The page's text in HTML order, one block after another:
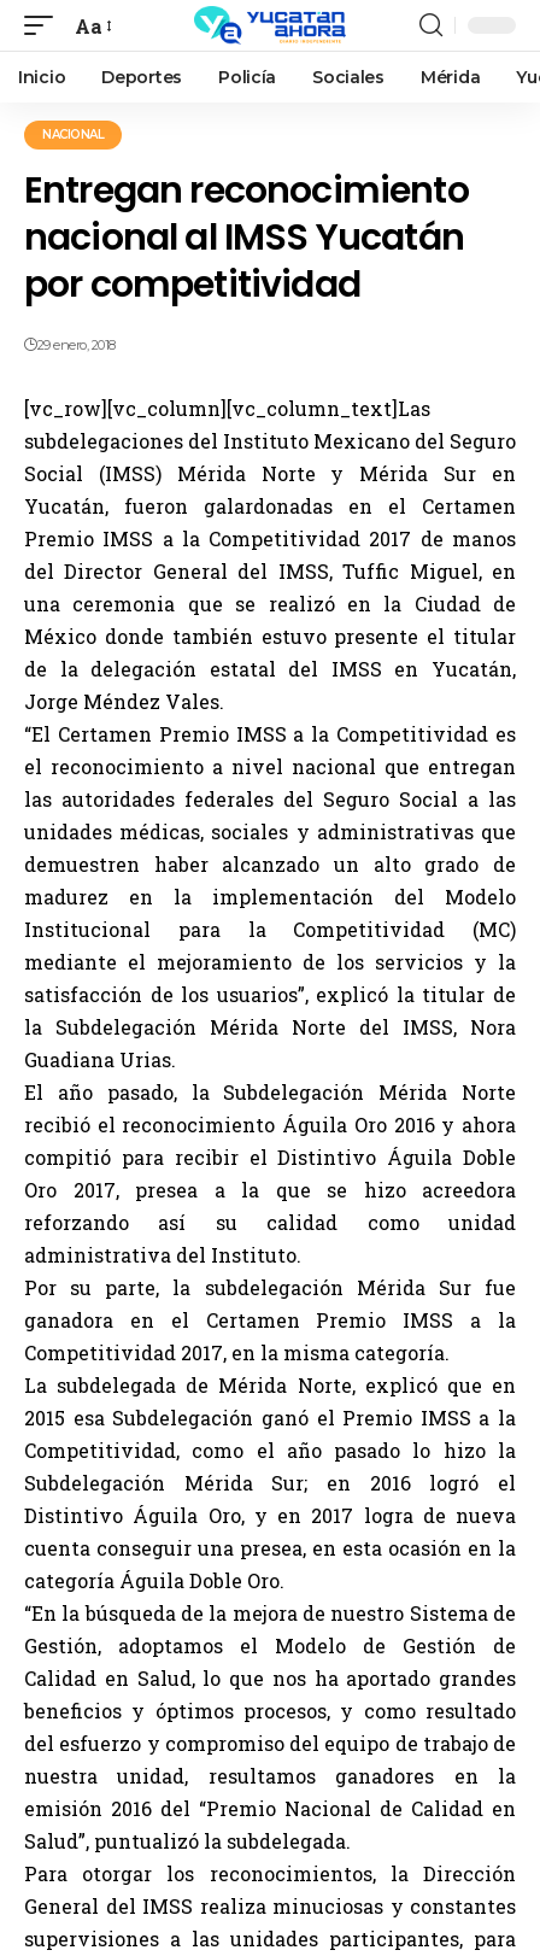
Aa
Inicio Deportes Policía Sociales Mérida
NACIONAL
Entregan reconocimiento
nacional al IMSS Yucatán
por competitividad
29 enero, 2018
[vc_row][vc_column][vc_column_text]Las
subdelegaciones del Instituto Mexicano del Seguro
Social (IMSS) Mérida Norte y Mérida Sur en
Yucatán, fueron galardonadas en el Certamen
Premio IMSS a la Competitividad 2017 de manos
del Director General del IMSS, Tuffic Miguel, en
una ceremonia que se realizó en la Ciudad de
México donde también estuvo presente el titular
de la delegación estatal del IMSS en Yucatán,
Jorge Méndez Vales.
“El Certamen Premio IMSS a la Competitividad es
el reconocimiento a nivel nacional que entregan
las autoridades federales del Seguro Social a las
unidades médicas, sociales y administrativas que
demuestren haber alcanzado un alto grado de
madurez en la implementación del Modelo
Institucional para la Competitividad (MC)
mediante el mejoramiento de los servicios y la
satisfacción de los usuarios”, explicó la titular de
la Subdelegación Mérida Norte del IMSS, Nora
Guadiana Urias.
El año pasado, la Subdelegación Mérida Norte
recibió el reconocimiento Águila Oro 2016 y ahora
compitió para recibir el Distintivo Águila Doble
Oro 2017, presea a la que se hizo acreedora
reforzando así su calidad como unidad
administrativa del Instituto.
Por su parte, la subdelegación Mérida Sur fue
ganadora en el Certamen Premio IMSS a la
Competitividad 2017, en la misma categoría.
La subdelegada de Mérida Norte, explicó que en
2015 esa Subdelegación ganó el Premio IMSS a la
Competitividad, como el año pasado lo hizo la
Subdelegación Mérida Sur; en 2016 logró el
Distintivo Águila Oro, y en 2017 logra de nueva
cuenta conseguir una presea, en esta ocasión en la
categoría Águila Doble Oro.
“En la búsqueda de la mejora de nuestro Sistema de
Gestión, adoptamos el Modelo de Gestión de
Calidad en Salud, lo que nos ha aportado grandes
beneficios y óptimos procesos, y como resultado
del esfuerzo y compromiso del equipo de trabajo de
nuestra unidad, resultamos ganadores en la
emisión 2016 del “Premio Nacional de Calidad en
Salud”, puntualizó la subdelegada.
Para otorgar los reconocimientos, la Dirección
General del IMSS realiza minuciosas y constantes
supervisiones a las unidades participantes, para